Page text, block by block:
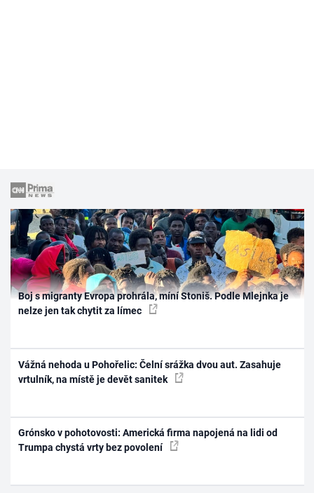
Boj s migranty Evropa prohrála, míní Stoniš. Podle Mlejnka je
nelze jen tak chytit za límec
Vážná nehoda u Pohořelic: Čelní srážka dvou aut. Zasahuje
vrtulník, na místě je devět sanitek
Grónsko v pohotovosti: Americká firma napojená na lidi od
Trumpa chystá vrty bez povolení